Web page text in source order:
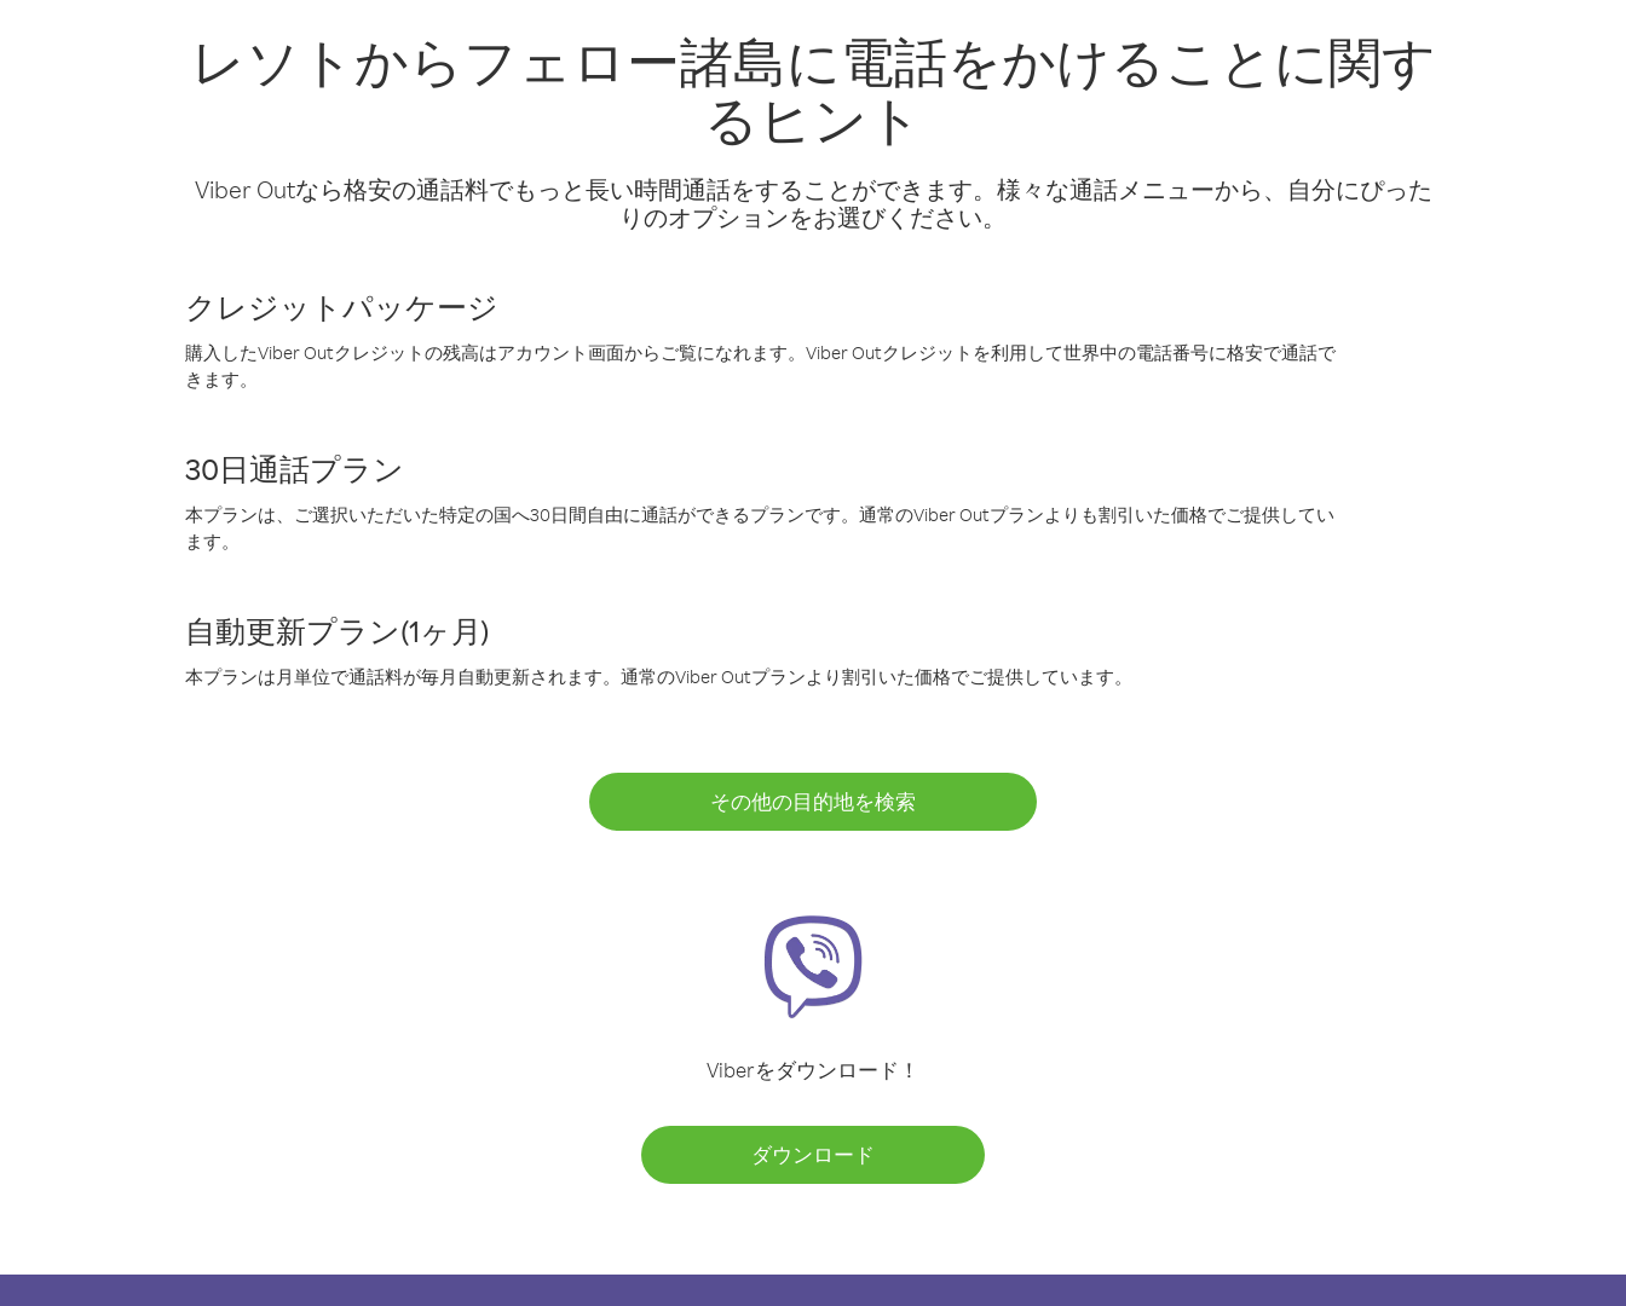
レソトからフェロー諸島に電話をかけることに関す
るヒント
Viber Outなら格安の通話料でもっと長い時間通話をすることができます。様々な通話メニューから、自分にぴった
りのオプションをお選びください。
クレジットパッケージ
購入したViber Outクレジットの残高はアカウント画面からご覧になれます。Viber Outクレジットを利用して世界中の電話番号に格安で通話で
きます。
30日通話プラン
本プランは、ご選択いただいた特定の国へ30日間自由に通話ができるプランです。通常のViber Outプランよりも割引いた価格でご提供してい
ます。
自動更新プラン(1ヶ月)
本プランは月単位で通話料が毎月自動更新されます。通常のViber Outプランより割引いた価格でご提供しています。
その他の目的地を検索
Viberをダウンロード！
ダウンロード